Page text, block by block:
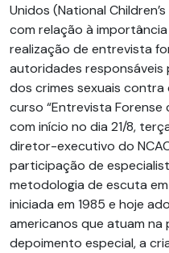
Unidos (National
com relação à
realização de entrevista
autoridades responsáveis
dos crimes sexuais
curso “Entrevista Forense
com início no dia 21/8,
diretor-executivo do
participação de
metodologia de escuta
iniciada em 1985 e hoje
americanos que atuam na
depoimento especial, a